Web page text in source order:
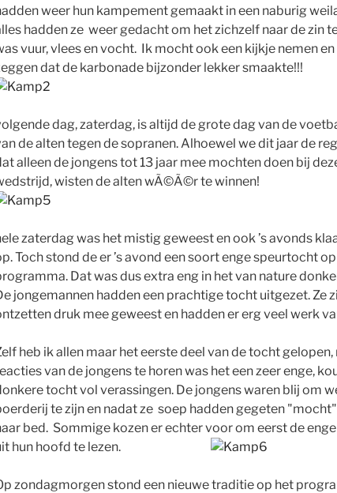
weer hun kampement gemaakt in een naburig
hadden ze weer gedacht om het zichzelf naar de zin
vuur, vlees en vocht. Ik mocht ook een kijkje nemen
dat de karbonade bijzonder lekker smaakte!!!
dag, zaterdag, is altijd de grote dag van de
de alten tegen de sopranen. Alhoewel we dit jaar de
alleen de jongens tot 13 jaar mee mochten doen bij
wisten de alten wÃ©Ã©r te winnen!
zaterdag was het mistig geweest en ook ’s avonds
Toch stond de er ’s avond een soort enge speurtocht
Dat was dus extra eng in het van nature
jongemannen hadden een prachtige tocht uitgezet. Ze
druk mee geweest en hadden er erg veel werk
heb ik allen maar het eerste deel van de tocht gelopen,
van de jongens te horen was het een zeer enge,
tocht vol verassingen. De jongens waren blij om
te zijn en nadat ze soep hadden gegeten
bed. Sommige kozen er echter voor om eerst de
hun hoofd te lezen.
zondagmorgen stond een nieuwe traditie op het